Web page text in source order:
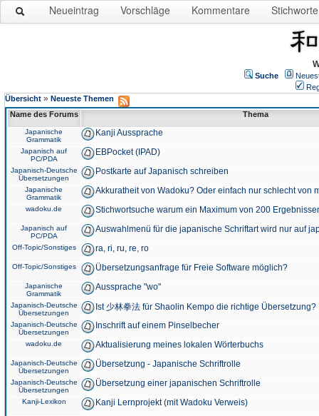
Neueintrag Vorschläge Kommentare Stichworte
Suche
Übersicht » Neueste Themen
Name des Forums
Thema
Japanische
Grammatik
Kanji Aussprache
Japanisch auf
PC/PDA
EBPocket (IPAD)
Japanisch-Deutsche
Übersetzungen
Postkarte auf Japanisch schreiben
Japanische
Grammatik
Akkuratheit von Wadoku? Oder einfach nur schlecht von
wadoku.de Stichwortsuche warum ein Maximum von 200
Japanisch auf
PC/PDA
Auswahlmenü für die japanische Schriftart wird nur auf
Off-Topic/Sonstiges ra, ri, ru, re, ro
Off-Topic/Sonstiges Übersetzungsanfrage für Freie Software möglich?
Japanische
Grammatik
Aussprache "wo"
Japanisch-Deutsche
Übersetzungen
Ist 少林拳法 für Shaolin Kempo die richtige Übersetzung?
Japanisch-Deutsche
Übersetzungen
Inschrift auf einem Pinselbecher
wadoku.de Aktualisierung meines lokalen Wörterbuchs
Japanisch-Deutsche
Übersetzungen
Übersetzung - Japanische Schriftrolle
Japanisch-Deutsche
Übersetzungen
Übersetzung einer japanischen Schriftrolle
Kanji-Lexikon Kanji Lernprojekt (mit Wadoku Verweis)